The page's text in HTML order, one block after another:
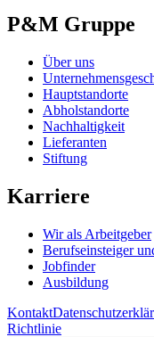
P&M Gruppe
Über uns
Hauptstandorte
Abholstandorte
Nachhaltigkeit
Lieferanten
Stiftung
Karriere
Wir als Arbeitgeber
Berufseinsteiger
Jobfinder
Ausbildung
Kontakt
Richtlinie